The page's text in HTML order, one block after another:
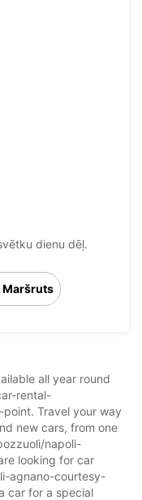
dienu dēļ.
Maršruts
all year round
rental-
Travel your way
new cars, from one
napoli-
looking for car
agnano-courtesy-
car for a special